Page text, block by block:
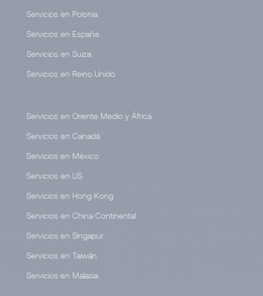
Servicios en Polonia
Servicios en España
Servicios en Suiza
Servicios en Reino Unido
Servicios en Oriente Medio y África
Servicios en Canadá
Servicios en México
Servicios en US
Servicios en Hong Kong
Servicios en China Continental
Servicios en Singapur
Servicios en Taiwán
Servicios en Malasia